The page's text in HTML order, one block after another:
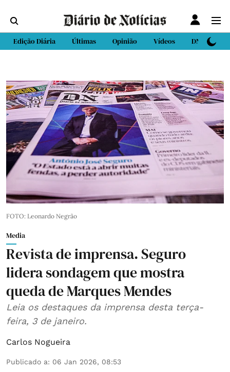
Edição Diária Últimas Opinião Vídeos DN Sport
FOTO: Leonardo Negrão
Media
Revista de imprensa. Seguro
lidera sondagem que mostra
queda de Marques Mendes
Leia os destaques da imprensa desta terça-
feira, 3 de janeiro.
Carlos Nogueira
Publicado a: 06 Jan 2026, 08:53